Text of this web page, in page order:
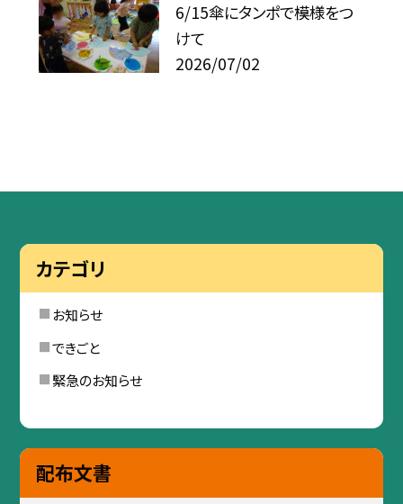
6/15傘にタンポで模様をつ
けて
2026/07/02
カテゴリ
お知らせ
できごと
緊急のお知らせ
配布文書